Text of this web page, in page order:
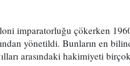
imparatorluğu çökerken
yönetildi. Bunların en
arasındaki hakimiyeti